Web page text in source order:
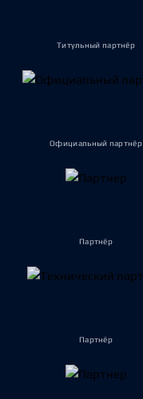
Титульный партнёр
Официальный партнёр
Партнёр
Партнёр